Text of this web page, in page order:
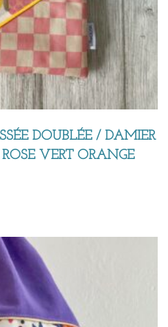
DOUBLÉE / DAMIER
VERT ORANGE